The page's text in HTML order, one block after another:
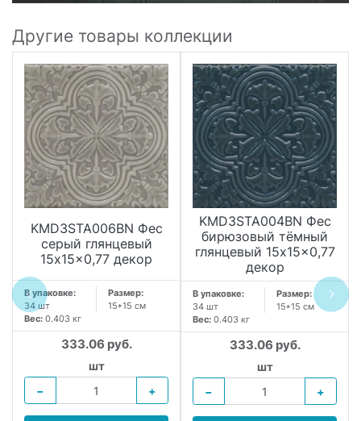
Другие товары коллекции
KMD3STA006BN Фес
серый глянцевый
15x15x0,77 декор
В упаковке:
34 шт
Размер:
15*15 см
Вес: 0.403 кг
333.06 руб.
шт
−
+
KMD3STA004BN Фес
бирюзовый тёмный
глянцевый 15x15x0,77
декор
В упаковке:
34 шт
Размер:
15*15 см
Вес: 0.403 кг
333.06 руб.
шт
−
+